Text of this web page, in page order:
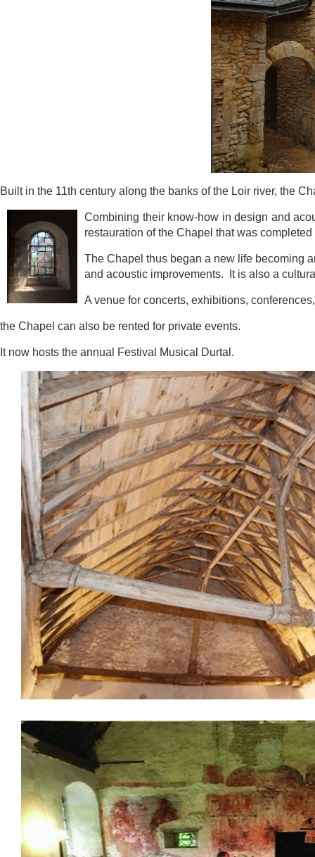
Built in the 11th century along the banks of the Loir river, the
Combining their know-how in design and
restauration of the Chapel that was completed
The Chapel thus began a new life becoming
and acoustic improvements. It is also a
A venue for concerts, exhibitions,
the Chapel can also be rented for private events.
It now hosts the annual Festival Musical Durtal.